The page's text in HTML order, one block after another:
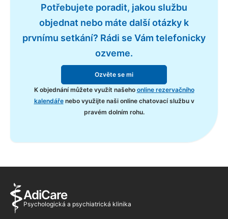
Potřebujete poradit, jakou službu
objednat nebo máte další otázky k
prvnímu setkání? Rádi se Vám telefonicky
ozveme.
Ozvěte se mi
K objednání můžete využít našeho online rezervačního
kalendářenebo využijte naši online chatovací službu v
pravém dolním rohu.
AdiCare
Psychologická a psychiatrická klinika